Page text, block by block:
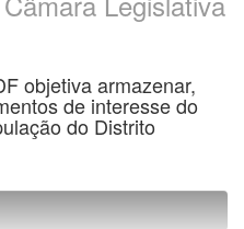
objetiva armazenar,
de interesse do
do Distrito